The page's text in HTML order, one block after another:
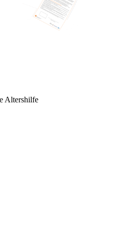
Altershilfe